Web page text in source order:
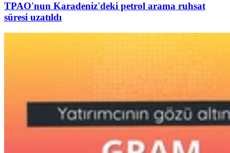
TPAO'nun Karadeniz'deki petrol arama ruhsat
süresi uzatıldı